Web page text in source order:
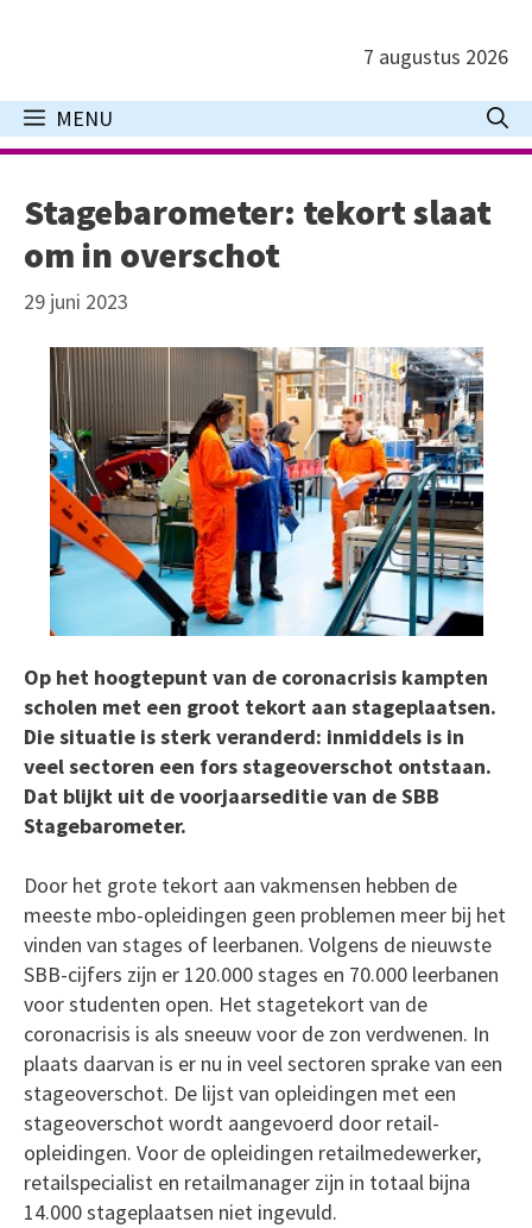
inhoud
7 augustus 2026
MENU
Stagebarometer: tekort slaat
om in overschot
29 juni 2023
Op het hoogtepunt van de coronacrisis kampten
scholen met een groot tekort aan stageplaatsen.
Die situatie is sterk veranderd: inmiddels is in
veel sectoren een fors stageoverschot ontstaan.
Dat blijkt uit de voorjaarseditie van de SBB
Stagebarometer.
Door het grote tekort aan vakmensen hebben de
meeste mbo-opleidingen geen problemen meer bij het
vinden van stages of leerbanen. Volgens de nieuwste
SBB-cijfers zijn er 120.000 stages en 70.000 leerbanen
voor studenten open. Het stagetekort van de
coronacrisis is als sneeuw voor de zon verdwenen. In
plaats daarvan is er nu in veel sectoren sprake van een
stageoverschot. De lijst van opleidingen met een
stageoverschot wordt aangevoerd door retail-
opleidingen. Voor de opleidingen retailmedewerker,
retailspecialist en retailmanager zijn in totaal bijna
14.000 stageplaatsen niet ingevuld.